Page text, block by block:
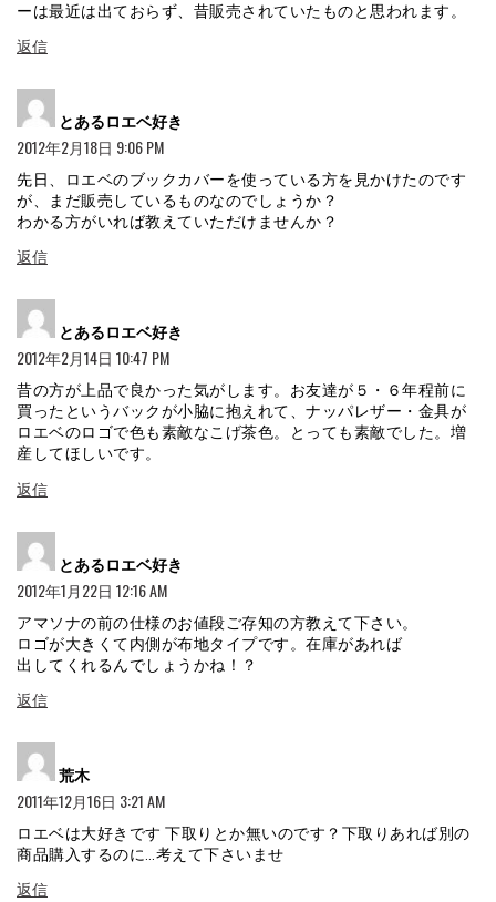
ーは最近は出ておらず、昔販売されていたものと思われます。
返信
とあるロエベ好き
2012年2月18日 9:06 PM
先日、ロエベのブックカバーを使っている方を見かけたのです
が、まだ販売しているものなのでしょうか？
わかる方がいれば教えていただけませんか？
返信
とあるロエベ好き
2012年2月14日 10:47 PM
昔の方が上品で良かった気がします。お友達が５・６年程前に
買ったというバックが小脇に抱えれて、ナッパレザー・金具が
ロエベのロゴで色も素敵なこげ茶色。とっても素敵でした。増
産してほしいです。
返信
とあるロエベ好き
2012年1月22日 12:16 AM
アマソナの前の仕様のお値段ご存知の方教えて下さい。
ロゴが大きくて内側が布地タイプです。在庫があれば
出してくれるんでしょうかね！？
返信
荒木
2011年12月16日 3:21 AM
ロエベは大好きです 下取りとか無いのです？下取りあれば別の
商品購入するのに…考えて下さいませ
返信